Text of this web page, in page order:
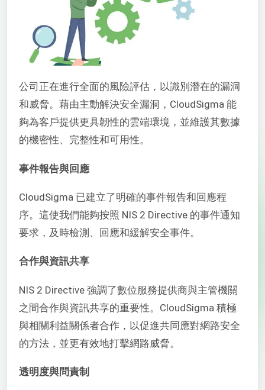
公司正在進行全面的風險評估，以識別潛在的漏洞
和威脅。藉由主動解決安全漏洞，CloudSigma 能
夠為客戶提供更具韌性的雲端環境，並維護其數據
的機密性、完整性和可用性。
事件報告與回應
CloudSigma 已建立了明確的事件報告和回應程
序。這使我們能夠按照 NIS 2 Directive 的事件通知
要求，及時檢測、回應和緩解安全事件。
合作與資訊共享
NIS 2 Directive 強調了數位服務提供商與主管機關
之間合作與資訊共享的重要性。CloudSigma 積極
與相關利益關係者合作，以促進共同應對網路安全
的方法，並更有效地打擊網路威脅。
透明度與問責制